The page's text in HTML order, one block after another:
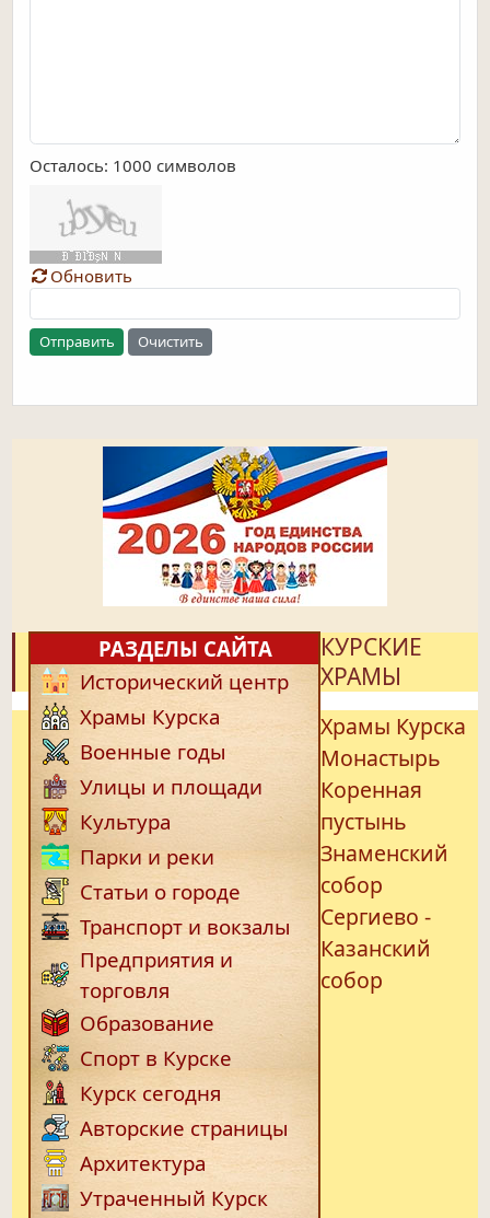
РАЗДЕЛЫ САЙТА
Исторический центр
Храмы Курска
Военные годы
Улицы и площади
Культура
Парки и реки
Статьи о городе
Транспорт и вокзалы
Предприятия и
торговля
Образование
Спорт в Курске
Курск сегодня
Авторские страницы
Архитектура
Утраченный Курск
КУРСКИЕ
ХРАМЫ
Храмы Курска
Монастырь
Коренная
пустынь
Знаменский
собор
Сергиево -
Казанский
собор
Осталось: 1000 символов
Обновить
Отправить Очистить